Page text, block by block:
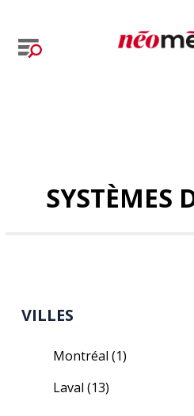
SYSTÈMES
VILLES
Montréal(1)
Laval(13)